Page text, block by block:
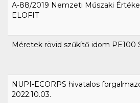
A-88/2019 Nemzeti Műszaki
ELOFIT
Méretek rövid szűkítő idom PE100
NUPI-ECORPS hivatalos
2022.10.03.